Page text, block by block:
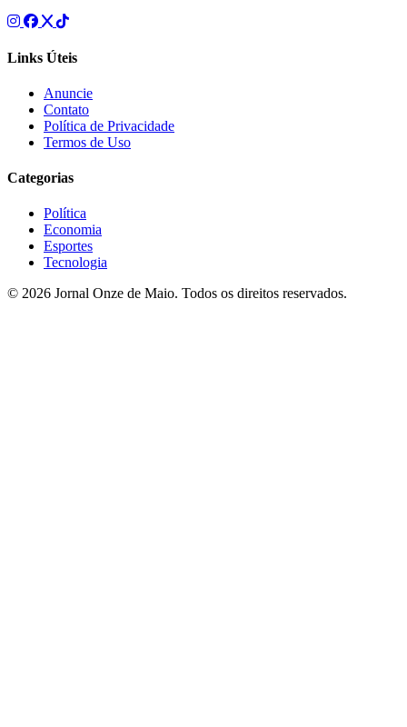
Links Úteis
Anuncie
Contato
Política de Privacidade
Termos de Uso
Categorias
Política
Economia
Esportes
Tecnologia
© 2026 Jornal Onze de Maio. Todos os direitos reservados.